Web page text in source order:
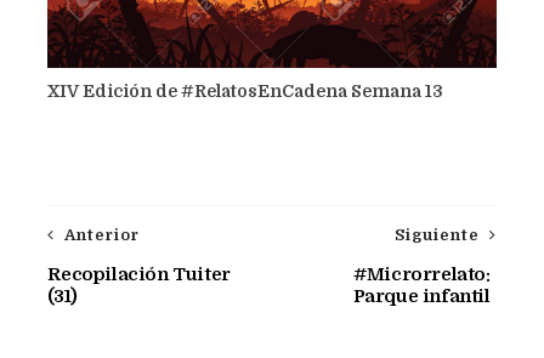
XIV Edición de #RelatosEnCadena Semana 13
Siguiente
#Microrrelato:
Parque infantil
Anterior
Recopilación Tuiter
(31)